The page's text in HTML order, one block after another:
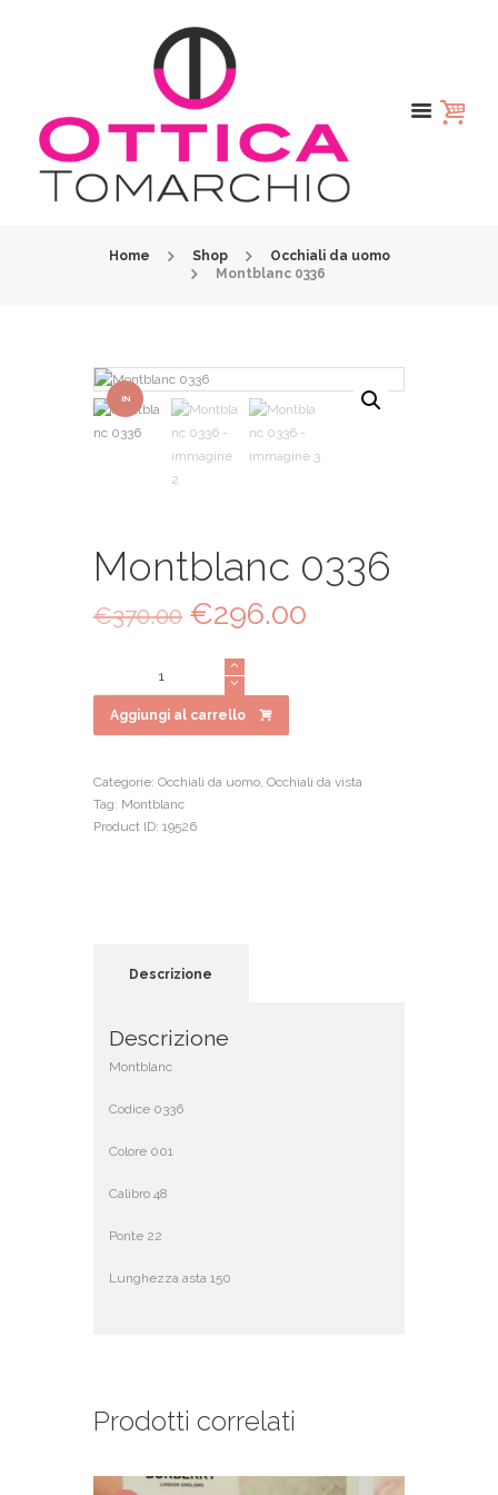
Home Shop
Occhiali da uomo
Montblanc 0336
IN
OFFER
Montblanc 0336
€370.00 Il
prezzo
originale
era:
€370.00.
€296.00
quantità
Aggiungi al carrello
Categorie: Occhiali da uomo, Occhiali da vista
Tag: Montblanc
Product ID: 19526
Descrizione
Descrizione
Montblanc
Codice 0336
Colore 001
Calibro 48
Ponte 22
Lunghezza asta 150
Prodotti correlati